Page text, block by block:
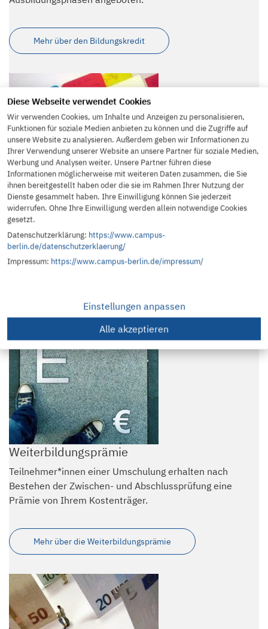
Diese Webseite verwendet Cookies
Wir verwenden Cookies, um Inhalte und Anzeigen zu personalisieren,
Funktionen für soziale Medien anbieten zu können und die Zugriffe auf
unsere Website zu analysieren. Außerdem geben wir Informationen zu
Ihrer Verwendung unserer Website an unsere Partner für soziale Medien,
Werbung und Analysen weiter. Unsere Partner führen diese
Informationen möglicherweise mit weiteren Daten zusammen, die Sie
ihnen bereitgestellt haben oder die sie im Rahmen Ihrer Nutzung der
Dienste gesammelt haben. Ihre Einwilligung können Sie jederzeit
widerrufen. Ohne Ihre Einwilligung werden allein notwendige Cookies
gesetzt.
Datenschutzerklärung: https://www.campus-
berlin.de/datenschutzerklaerung/
Impressum: https://www.campus-berlin.de/impressum/
Einstellungen anpassen
Alle akzeptieren
Mehr über den Bildungskredit
WeGebAU
Förderprogramm der Bundesagentur für Arbeit zur
„Weiterbildung
ältererArbeitnehmer inUnternehmen“ (WeGebAU) mit
dem Ziel, Arbeitslosigkeit zu vermeiden.
Weiterbildungsprämie
Teilnehmer*innen einer Umschulung erhalten nach
Bestehen der Zwischen- und Abschlussprüfung eine
Prämie von Ihrem Kostenträger.
Mehr über die Weiterbildungsprämie